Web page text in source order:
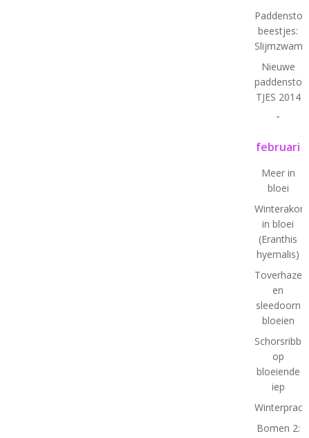
beestjes:
Nieuwe
TJES 2014
-
februari
Meer in
bloei
in bloei
(Eranthis
hyemalis)
en
sleedoorn
bloeien
op
bloeiende
iep
Bomen 2: